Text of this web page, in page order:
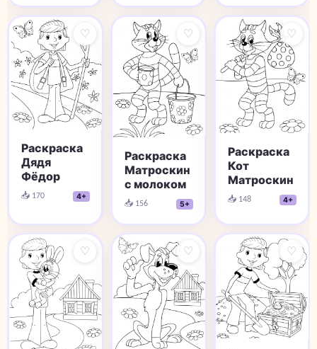
♡
Раскраска
Дядя
Фёдор
📥 170 4+
♡
Раскраска
Матроскин
с молоком
📥 156 5+
♡
Раскраска
Кот
Матроскин
📥 148 4+
♡ ♡ ♡